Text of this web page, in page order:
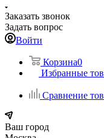
Заказать звонок
Задать вопрос
Войти
Корзина0
Избранные
Сравнение
Ваш город